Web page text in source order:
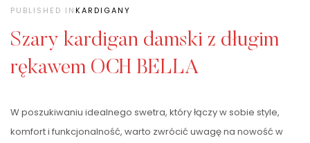
PUBLISHED INKARDIGANY
Szary kardigan damski z długim
rękawem OCH BELLA
W poszukiwaniu idealnego swetra, który łączy w sobie style,
komfort i funkcjonalność, warto zwrócić uwagę na nowość w